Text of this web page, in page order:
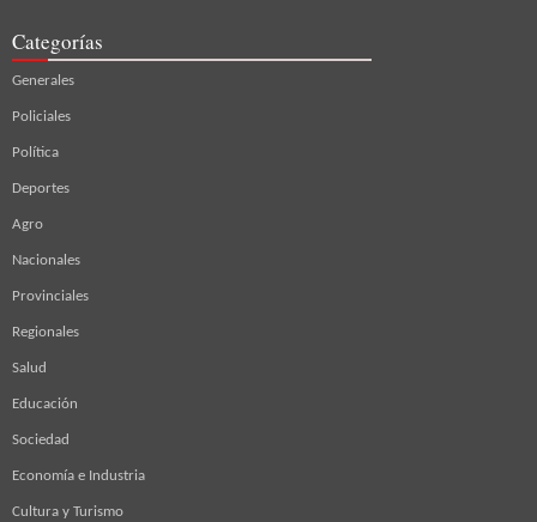
Categorías
Generales
Policiales
Política
Deportes
Agro
Nacionales
Provinciales
Regionales
Salud
Educación
Sociedad
Economía e Industria
Cultura y Turismo